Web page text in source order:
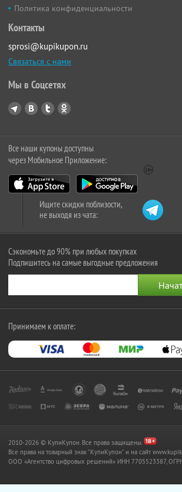
Политика конфиденциальности
Контакты
sprosi@kupikupon.ru
Связаться с нами
Мы в Соцсетях
Все наши купоны доступны
через Мобильное Приложение:
Ищите скидки поблизости,
не выходя из чата:
Сэкономьте до 90% при любых покупках
Подпишитесь на самые выгодные предложения
Принимаем к оплате:
2010-2026 © КупиКупон. Все права защищены.
Все права на товарный знак "КупиКупон" и на сайт
OOO «Агентство цифровых решений» ИНН 7705523387,